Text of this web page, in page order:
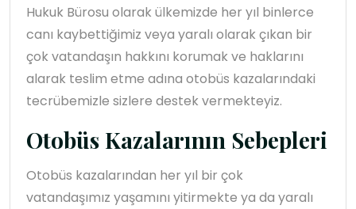
Hukuk Bürosu olarak ülkemizde her yıl binlerce
canı kaybettiğimiz veya yaralı olarak çıkan bir
çok vatandaşın hakkını korumak ve haklarını
alarak teslim etme adına otobüs kazalarındaki
tecrübemizle sizlere destek vermekteyiz.
Otobüs Kazalarının Sebepleri
Otobüs kazalarından her yıl bir çok
vatandaşımız yaşamını yitirmekte ya da yaralı